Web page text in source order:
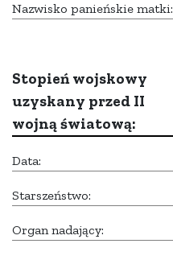
Nazwisko panieńskie matki:
Stopień wojskowy
uzyskany przed II
wojną światową:
Data:
Starszeństwo:
Organ nadający: